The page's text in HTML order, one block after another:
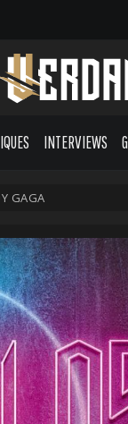
INTERVIEWS
GAGA